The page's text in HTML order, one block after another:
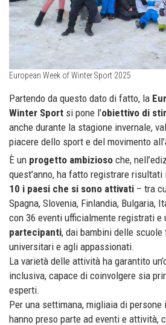
European Week of Winter Sport 2025
Partendo da questo dato di fatto, la
Winter Sport si pone l’obiettivo di
anche durante la stagione invernale,
piacere dello sport e del movimento
È un progetto ambizioso che,
quest’anno, ha fatto registrare
10 i paesi che si sono attivati – tra
Spagna, Slovenia, Finlandia, Bulgaria,
con 36 eventi ufficialmente registrati e
partecipanti, dai bambini delle
universitari e agli appassionati.
La varietà delle attività ha garantito
inclusiva, capace di coinvolgere sia
esperti.
Per una settimana, migliaia di
hanno preso parte ad eventi e attività,